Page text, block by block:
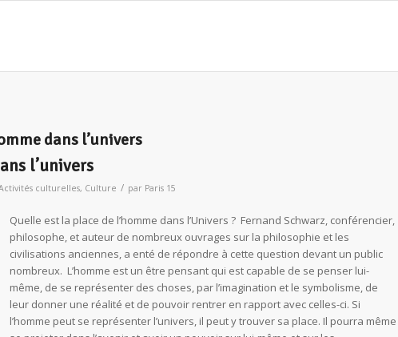
dans l’univers
l’univers
culturelles, Culture / par Paris 15
Quelle est la place de l’homme dans l’Univers ? Fernand Schwarz, conférencier,
philosophe, et auteur de nombreux ouvrages sur la philosophie et les
civilisations anciennes, a enté de répondre à cette question devant un public
nombreux. L’homme est un être pensant qui est capable de se penser lui-
même, de se représenter des choses, par l’imagination et le symbolisme, de
leur donner une réalité et de pouvoir rentrer en rapport avec celles-ci. Si
l’homme peut se représenter l’univers, il peut y trouver sa place. Il pourra même